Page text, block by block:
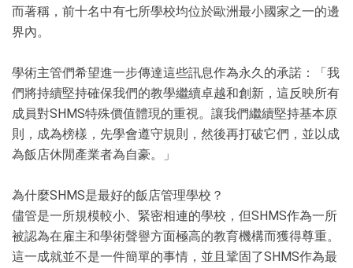
而著稱，前十名中有七所學校均位於歐洲最小國家之一的邊
界內。
學術主管們希望進一步傳達這些訊息作為永久的承諾：「我
們將持續堅持確保我們的教學繼續卓越和創新，這反映所有
成員對SHMS特殊價值體現的重視。讓我們繼續堅持基本原
則，成為榜樣，先學會遵守規則，然後再打破它們，並以成
為飯店休閒產業者為自豪。」
為什麼SHMS是最好的飯店管理學校？
儘管是一所規模較小、緊密相連的學校，但SHMS作為一所
被認為在雇主和學術聲譽方面極高的教育機構而獲得尊重。
這一成就並不是一件簡單的事情，並且鞏固了SHMS作為最